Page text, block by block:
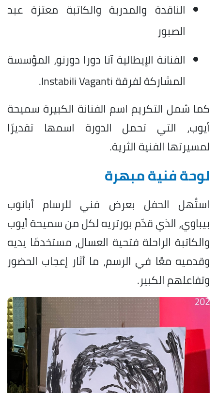
الناقدة والمدربة والكاتبة معتزة عبد
الصبور
الفنانة الإيطالية آنا دورا دورنو، المؤسسة
المشاركة لفرقة Instabili Vaganti.
كما شمل التكريم اسم الفنانة الكبيرة سميحة
أيوب، التي تحمل الدورة اسمها تقديرًا
لمسيرتها الفنية الثرية.
لوحة فنية مبهرة
استُهل الحفل بعرض فني للرسام أبانوب
بيباوي، الذي قدّم بورتريه لكل من سميحة أيوب
والكاتبة الراحلة فتحية العسال، مستخدمًا يديه
وقدميه معًا في الرسم، ما أثار إعجاب الحضور
وتفاعلهم الكبير.